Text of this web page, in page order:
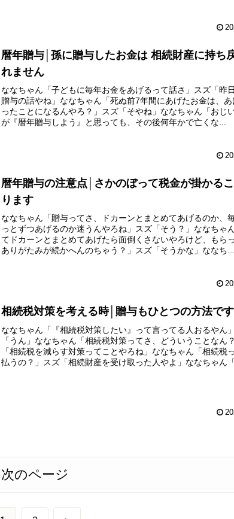
暦年贈与│孫に贈与したお金は 相続財産に持ち
れません
ななちゃん「子どもに毎年お金をあげるって話さ」スズ「昨
贈与の話やね」ななちゃん「死ぬ前7年間にあげたお金は、
ったことになるんやろ？」スズ「そやね」ななちゃん「おじ
が『暦年贈与しよう』と思っても、その後何年かで亡くな...
暦年贈与の注意点│さかのぼって税金が掛かる
ります
ななちゃん「贈与ってさ、ドカーンとまとめてあげるのか、
っとずつあげるのか迷うんやろね」スズ「そう？」ななちゃ
てドカーンとまとめてあげたら面倒くさないやろけど、もら
ありがたみが続かへんのちゃう？」スズ「そうかな」ななち...
相続税対策を考える時│贈与もひとつの方法です
ななちゃん「『相続税対策したい』って言ってる人おるやん
「うん」ななちゃん「相続税対策ってさ、どういうことなん
「相続税を減らす対策ってことやろね」ななちゃん「相続税
払うの？」スズ「相続財産を受け取った人やよ」ななちゃん「
次のページ